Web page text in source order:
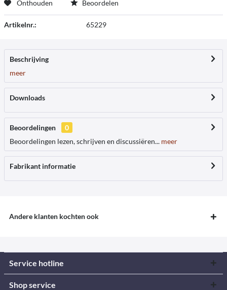
Onthouden Beoordelen
Artikelnr.: 65229
Beschrijving
meer
Downloads
Beoordelingen
0
Beoordelingen lezen, schrijven en discussiëren... meer
Fabrikant informatie
Andere klanten kochten ook
Service hotline
Shop service